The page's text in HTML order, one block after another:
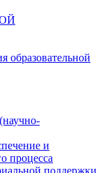
образовательной
и
процесса
поддержки